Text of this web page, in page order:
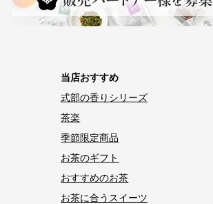
当店おすすめ
式部の香りシリーズ
茶楽
季節限定商品
お茶のギフト
おすすめのお茶
お茶に合うスイーツ